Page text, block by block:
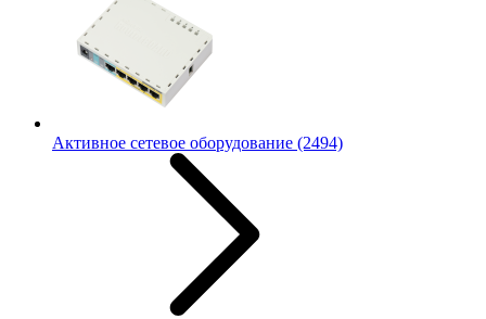
Активное сетевое оборудование (2494)